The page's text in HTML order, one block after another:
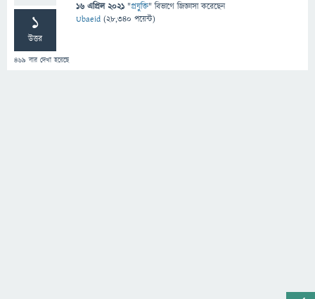
1
উত্তর
469 বার দেখা হয়েছে
16 এপ্রিল 2021 "প্রযুক্তি" বিভাগে জিজ্ঞাসাকরেছেন
Ubaeid (28,340 পয়েন্ট)